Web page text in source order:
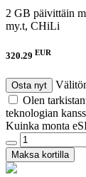
2 GB päivittäin
my.t, CHiLi
320.29 EUR
Osta nyt
Olen
teknologian
Kuinka monta
Maksa kortilla